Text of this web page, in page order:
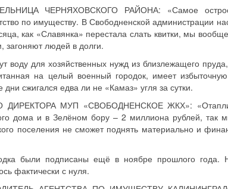
ЧЕРНЯХОВСКОГО РАЙОНА: «Самое
по имуществу. В Свободненской администрации
как «Славянка» перестала слать квитки, мы
загоняют людей в долги.
воду для хозяйственных нужд из близлежащего
на целый военный городок, имеет
сжигался едва ли не «Камаз» угля за сутки.
МУП «СВОБОДНЕНСКОЕ ЖКХ»:
дома и в Зелёном бору – 2 миллиона рублей, так
поселения не сможет поднять материально и
были подписаны ещё в ноябре прошлого
фактически с нуля.